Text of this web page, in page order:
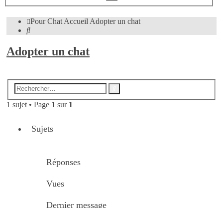
Pour ChatAccueilAdopter un chat
Rechercher
Adopter un chat
1 sujet • Page 1 sur 1
Sujets
Réponses
Vues
Dernier message